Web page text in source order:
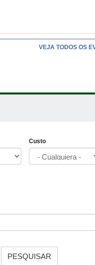
VEJA TODOS OS
Custo
PESQUISAR